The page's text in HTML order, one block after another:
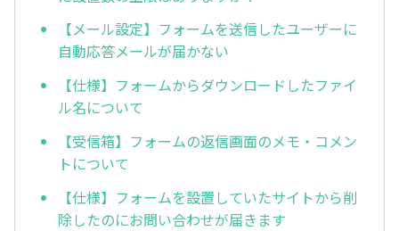
【メール設定】フォームを送信したユーザーに
自動応答メールが届かない
【仕様】フォームからダウンロードしたファイ
ル名について
【受信箱】フォームの返信画面のメモ・コメン
トについて
【仕様】フォームを設置していたサイトから削
除したのにお問い合わせが届きます